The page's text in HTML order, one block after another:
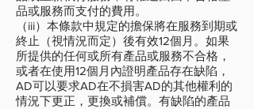
品或服務而支付的費用。
（iii）本條款中規定的擔保將在服務到期或
終止（視情況而定）後有效12個月。如果
所提供的任何或所有產品或服務不合格，
或者在使用12個月內證明產品存在缺陷，
AD可以要求AD在不損害AD的其他權利的
情況下更正，更換或補償。有缺陷的產品